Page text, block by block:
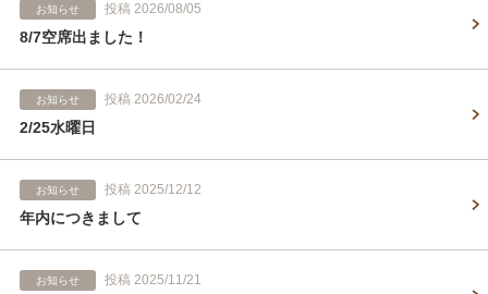
お知らせ 投稿 2026/08/05
8/7空席出ました！
お知らせ 投稿 2026/02/24
2/25水曜日
お知らせ 投稿 2025/12/12
年内につきまして
お知らせ 投稿 2025/11/21